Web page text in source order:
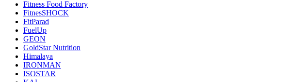
Fitness Food Factory
FitnesSHOCK
FitParad
FuelUp
GEON
GoldStar Nutrition
Himalaya
IRONMAN
ISOSTAR